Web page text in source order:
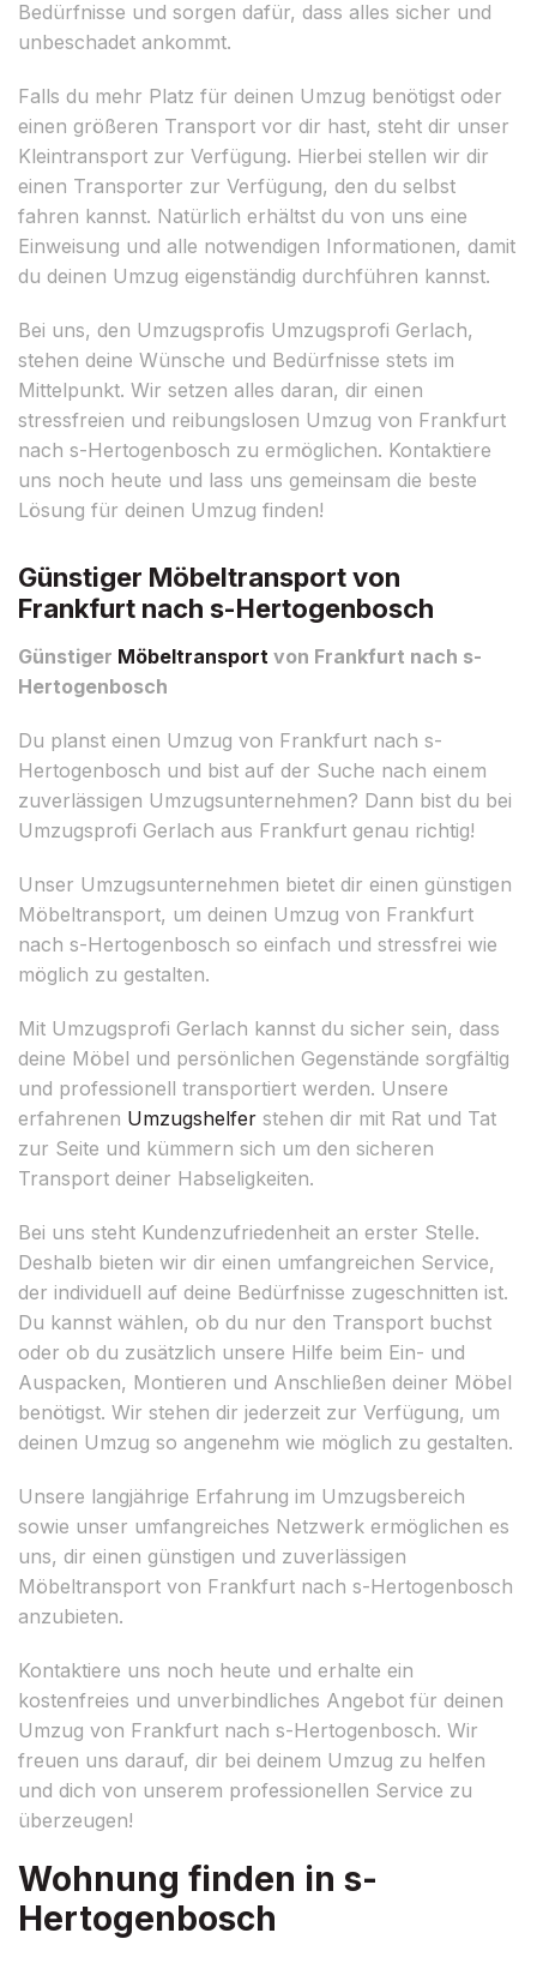
Bedürfnisse und sorgen dafür, dass alles sicher und
unbeschadet ankommt.
Falls du mehr Platz für deinen Umzug benötigst oder
einen größeren Transport vor dir hast, steht dir unser
Kleintransport zur Verfügung. Hierbei stellen wir dir
einen Transporter zur Verfügung, den du selbst
fahren kannst. Natürlich erhältst du von uns eine
Einweisung und alle notwendigen Informationen, damit
du deinen Umzug eigenständig durchführen kannst.
Bei uns, den Umzugsprofis Umzugsprofi Gerlach,
stehen deine Wünsche und Bedürfnisse stets im
Mittelpunkt. Wir setzen alles daran, dir einen
stressfreien und reibungslosen Umzug von Frankfurt
nach s-Hertogenbosch zu ermöglichen. Kontaktiere
uns noch heute und lass uns gemeinsam die beste
Lösung für deinen Umzug finden!
Günstiger Möbeltransport von
Frankfurt nach s-Hertogenbosch
Günstiger Möbeltransport von Frankfurt nach s-
Hertogenbosch
Du planst einen Umzug von Frankfurt nach s-
Hertogenbosch und bist auf der Suche nach einem
zuverlässigen Umzugsunternehmen? Dann bist du bei
Umzugsprofi Gerlach aus Frankfurt genau richtig!
Unser Umzugsunternehmen bietet dir einen günstigen
Möbeltransport, um deinen Umzug von Frankfurt
nach s-Hertogenbosch so einfach und stressfrei wie
möglich zu gestalten.
Mit Umzugsprofi Gerlach kannst du sicher sein, dass
deine Möbel und persönlichen Gegenstände sorgfältig
und professionell transportiert werden. Unsere
erfahrenen Umzugshelfer stehen dir mit Rat und Tat
zur Seite und kümmern sich um den sicheren
Transport deiner Habseligkeiten.
Bei uns steht Kundenzufriedenheit an erster Stelle.
Deshalb bieten wir dir einen umfangreichen Service,
der individuell auf deine Bedürfnisse zugeschnitten ist.
Du kannst wählen, ob du nur den Transport buchst
oder ob du zusätzlich unsere Hilfe beim Ein- und
Auspacken, Montieren und Anschließen deiner Möbel
benötigst. Wir stehen dir jederzeit zur Verfügung, um
deinen Umzug so angenehm wie möglich zu gestalten.
Unsere langjährige Erfahrung im Umzugsbereich
sowie unser umfangreiches Netzwerk ermöglichen es
uns, dir einen günstigen und zuverlässigen
Möbeltransport von Frankfurt nach s-Hertogenbosch
anzubieten.
Kontaktiere uns noch heute und erhalte ein
kostenfreies und unverbindliches Angebot für deinen
Umzug von Frankfurt nach s-Hertogenbosch. Wir
freuen uns darauf, dir bei deinem Umzug zu helfen
und dich von unserem professionellen Service zu
überzeugen!
Wohnung finden in s-
Hertogenbosch